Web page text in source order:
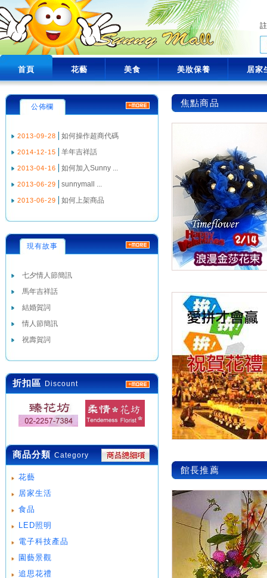
首頁 花藝 美食 美妝保養 居家
公佈欄
2013-09-28 如何操作超商代碼
2014-12-15 羊年吉祥話
2013-04-16 如何加入Sunny ...
2013-06-29 sunnymall ...
2013-06-29 如何上架商品
現有故事
七夕情人節簡訊
馬年吉祥話
結婚賀詞
情人節簡訊
祝壽賀詞
折扣區 Discount
商品分類 Category
花藝
居家生活
食品
LED照明
電子科技產品
園藝景觀
追思花禮
焦點商品
館長推薦